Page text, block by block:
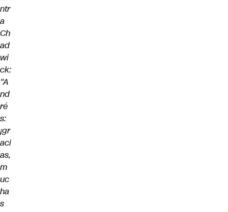
ntr
a
Ch
ad
wi
ck:
“A
nd
ré
s:
¡gr
aci
as,
m
uc
ha
s